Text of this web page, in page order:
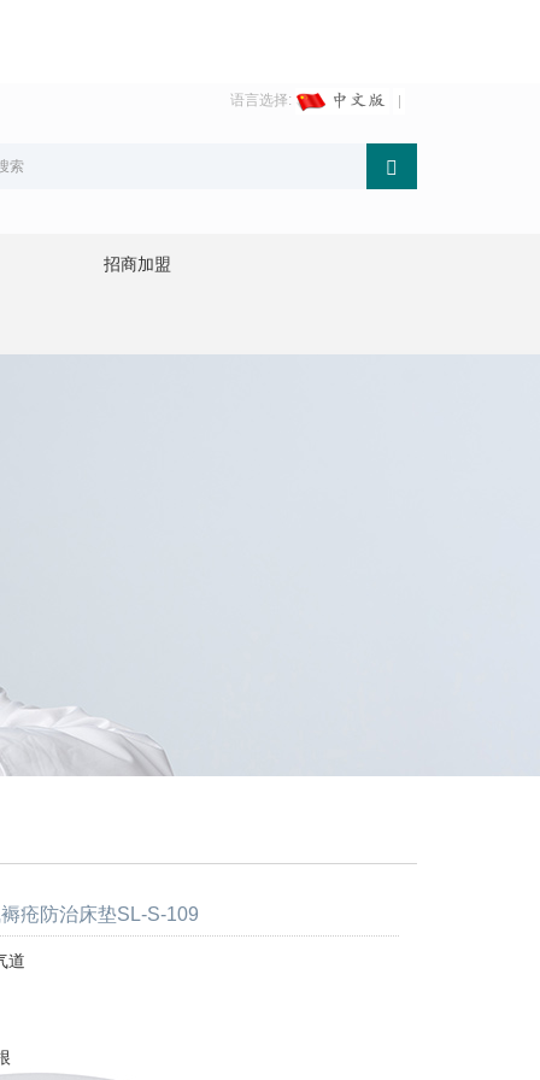
语言选择:
招商加盟
疮防治床垫SL-S-109
道